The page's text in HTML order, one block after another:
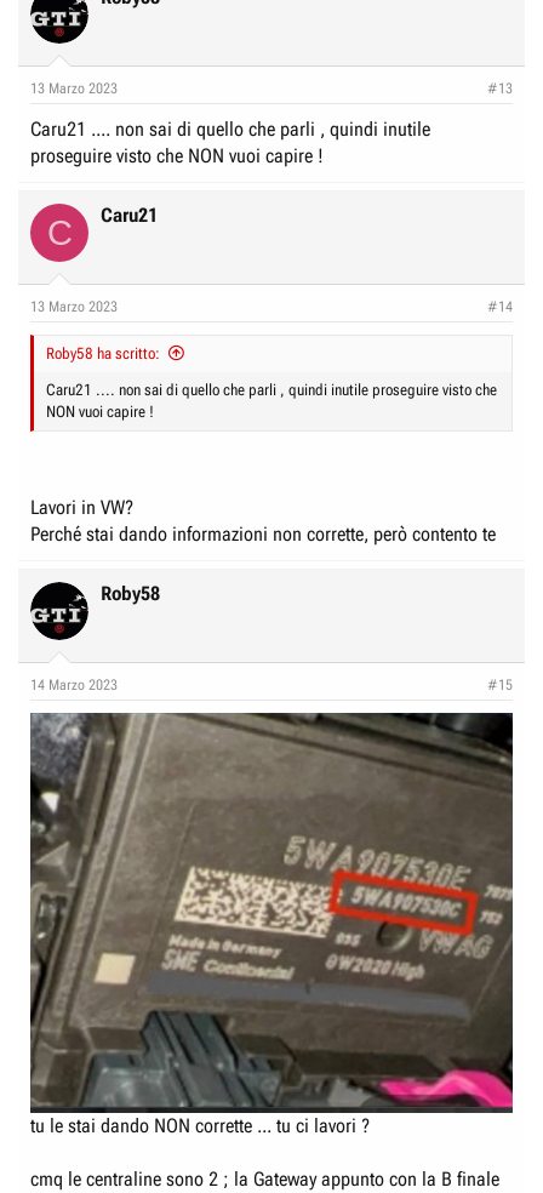
13 Marzo 2023 #13
Caru21 .... non sai di quello che parli , quindi inutile
proseguire visto che NON vuoi capire !
C Caru21
13 Marzo 2023 #14
Roby58 ha scritto:
Caru21 .... non sai di quello che parli , quindi inutile proseguire visto che
NON vuoi capire !
Lavori in VW?
Perché stai dando informazioni non corrette, però contento te
Roby58
14 Marzo 2023 #15
tu le stai dando NON corrette ... tu ci lavori ?
cmq le centraline sono 2 ; la Gateway appunto con la B finale